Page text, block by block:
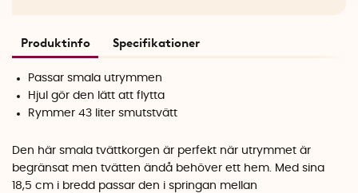
Produktinfo Specifikationer
Passar smala utrymmen
Hjul gör den lätt att flytta
Rymmer 43 liter smutstvätt
Den här smala tvättkorgen är perfekt när utrymmet är
begränsat men tvätten ändå behöver ett hem. Med sina
18,5 cm i bredd passar den i springan mellan